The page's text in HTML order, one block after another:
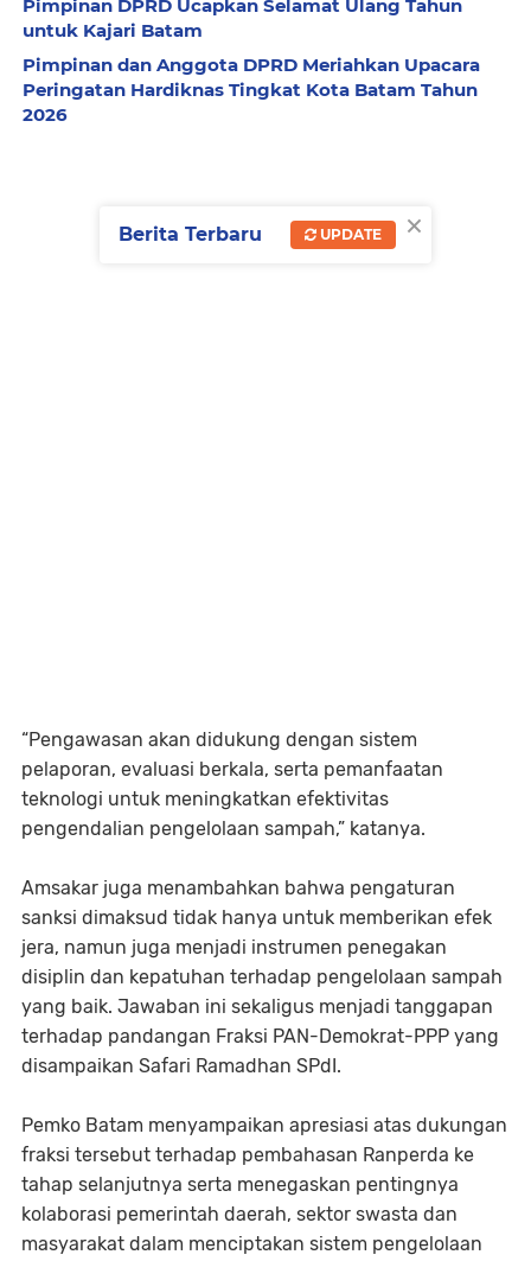
Pimpinan DPRD Ucapkan Selamat Ulang Tahun
untuk Kajari Batam
Pimpinan dan Anggota DPRD Meriahkan Upacara
Peringatan Hardiknas Tingkat Kota Batam Tahun
2026
“Pengawasan akan didukung dengan sistem
pelaporan, evaluasi berkala, serta pemanfaatan
teknologi untuk meningkatkan efektivitas
pengendalian pengelolaan sampah,” katanya.
Amsakar juga menambahkan bahwa pengaturan
sanksi dimaksud tidak hanya untuk memberikan efek
jera, namun juga menjadi instrumen penegakan
disiplin dan kepatuhan terhadap pengelolaan sampah
yang baik. Jawaban ini sekaligus menjadi tanggapan
terhadap pandangan Fraksi PAN-Demokrat-PPP yang
disampaikan Safari Ramadhan SPdI.
Pemko Batam menyampaikan apresiasi atas dukungan
fraksi tersebut terhadap pembahasan Ranperda ke
tahap selanjutnya serta menegaskan pentingnya
kolaborasi pemerintah daerah, sektor swasta dan
masyarakat dalam menciptakan sistem pengelolaan
×
Berita Terbaru UPDATE